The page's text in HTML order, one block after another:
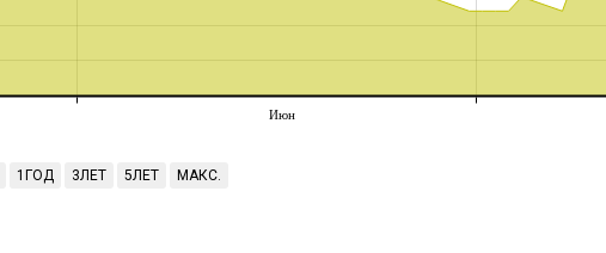
Июн
1ГОД 3ЛЕТ 5ЛЕТ МАКС.